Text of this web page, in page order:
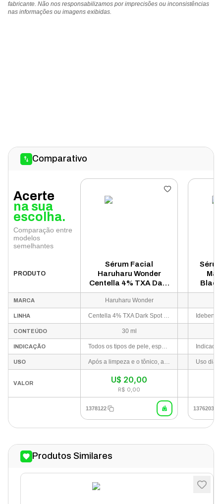
fabricante. Não nos responsabilizamos por imprecisões ou inconsistências
nas informações ou imagens exibidas.
Comparativo
Acerte
na sua
escolha.
Comparação entre
modelos
semelhantes
PRODUTO
Sérum Facial
Haruharu Wonder
Centella 4% TXA Dark
Spot Go Away 30ml
MARCA Haruharu Wonder
LINHA Centella 4% TXA Dark Spot Go Away
CONTEÚDO 30 ml
INDICAÇÃO Todos os tipos de pele, especialmente peles com manchas, marcas de acne, tom irregular e sensíveis.
USO Após a limpeza e o tônico, aplique algumas gotas no rosto e pescoço. Massageie suavemente até completa absorção. Finalize com hidratante e utilize protetor solar durante o dia.
VALOR U$ 20,00
R$ 0,00
1378122 1376203
Produtos Similares